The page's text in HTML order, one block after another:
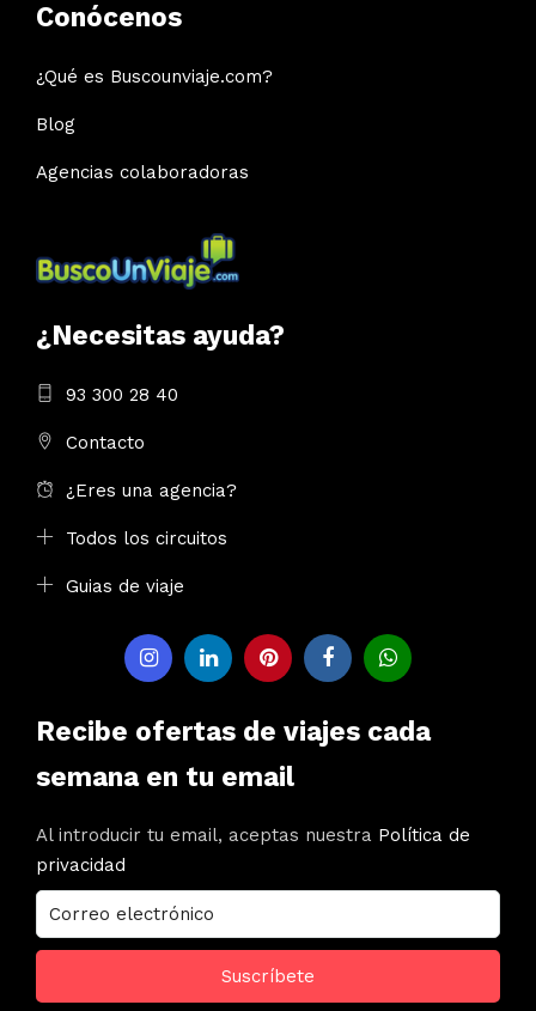
Conócenos
¿Qué es Buscounviaje.com?
Blog
Agencias colaboradoras
¿Necesitas ayuda?
93 300 28 40
Contacto
¿Eres una agencia?
Todos los circuitos
Guias de viaje
Recibe ofertas de viajes cada
semana en tu email
Al introducir tu email, aceptas nuestra Política de
privacidad